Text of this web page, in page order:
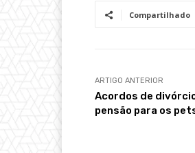
Compartilhado
ARTIGO ANTERIOR
Acordos de
pensão para os